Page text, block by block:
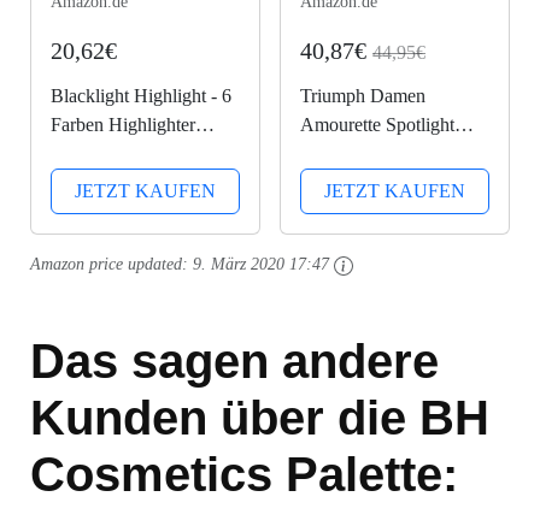
20,62€
Blacklight Highlight - 6
Farben Highlighter
JETZT KAUFEN
40,87€ 44,95€
Triumph Damen
Amourette Spotlight
BH, Beige (Orange
Highlight 1196), 90C
JETZT KAUFEN
Amazon price updated: 9. März 2020 17:47
Das sagen andere
Kunden über die BH
Cosmetics Palette: